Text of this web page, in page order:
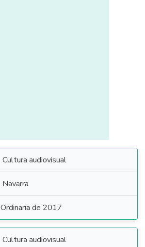
Cultura audiovisual
Navarra
Ordinaria de 2017
Cultura audiovisual